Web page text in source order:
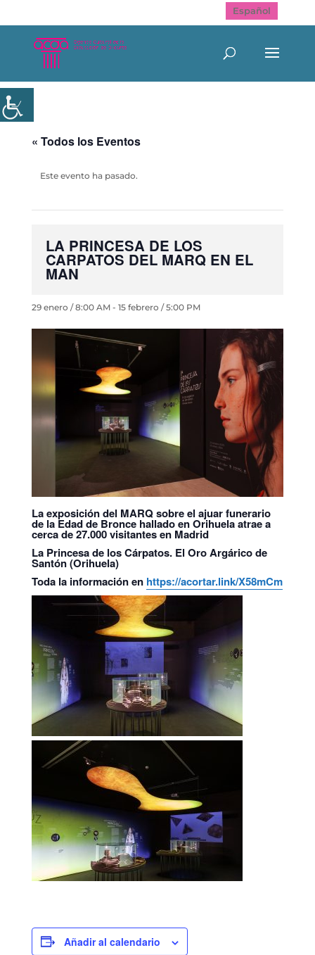
Español
« Todos los Eventos
Este evento ha pasado.
LA PRINCESA DE LOS
CARPATOS DEL MARQ EN EL
MAN
29 enero / 8:00 AM- 15 febrero / 5:00 PM
La exposición del MARQ sobre el ajuar funerario
de la Edad de Bronce hallado en Orihuela atrae a
cerca de 27.000 visitantes en Madrid
La Princesa de los Cárpatos.El Oro Argárico de
Santón (Orihuela)
Toda la información en https://acortar.link/X58mCm
Añadir al calendario